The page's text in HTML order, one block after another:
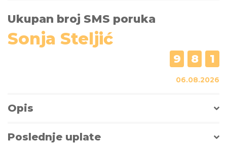
Ukupan broj SMS poruka
Sonja Steljić
9 8 1
06.08.2026
Opis
Poslednje uplate